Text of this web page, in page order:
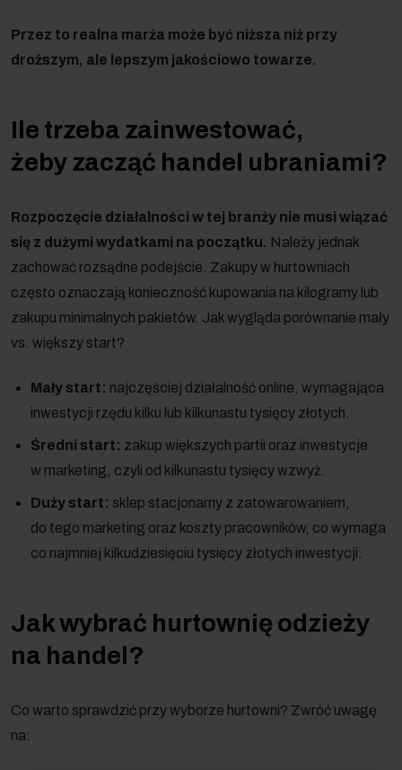
Przez to realna marża może być niższa niż przy
droższym, ale lepszym jakościowo towarze.
Ile trzeba zainwestować,
żeby zacząć handel ubraniami?
Rozpoczęcie działalności w tej branży nie musi wiązać
się z dużymi wydatkami na początku. Należy jednak
zachować rozsądne podejście. Zakupy w hurtowniach
często oznaczają konieczność kupowania na kilogramy lub
zakupu minimalnych pakietów. Jak wygląda porównanie mały
vs. większy start?
Mały start: najczęściej działalność online, wymagająca
inwestycji rzędu kilku lub kilkunastu tysięcy złotych.
Średni start: zakup większych partii oraz inwestycje
w marketing, czyli od kilkunastu tysięcy wzwyż.
Duży start: sklep stacjonarny z zatowarowaniem,
do tego marketing oraz koszty pracowników, co wymaga
co najmniej kilkudziesięciu tysięcy złotych inwestycji.
Jak wybrać hurtownię odzieży
na handel?
Co warto sprawdzić przy wyborze hurtowni? Zwróć uwagę
na: